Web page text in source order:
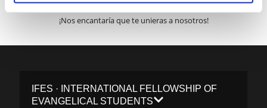
mundo para inspirarte en tus oraciones.
¡Nos encantaría que te unieras a nosotros!
IFES · INTERNATIONAL FELLOWSHIP OF
EVANGELICAL STUDENTS